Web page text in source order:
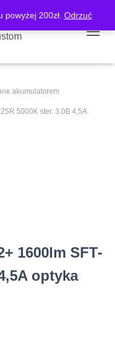
200zł. Odrzuć
akumulatorem
5000K ster. 3.0B 4,5A
1600lm SFT-
optyka